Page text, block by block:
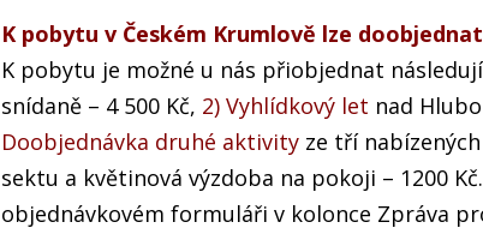
K pobytu v Českém Krumlově lze doobjednat
K pobytu je možné u nás přiobjednat
snídaně – 4 500 Kč, 2) Vyhlídkový let nad
Doobjednávka druhé aktivity ze tří
sektu a květinová výzdoba na pokoji – 1200
objednávkovém formuláři v kolonce Zpráva